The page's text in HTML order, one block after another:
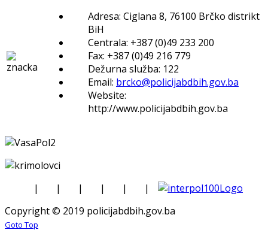
Adresa: Ciglana 8, 76100 Brčko distrikt
BiH
Centrala: +387 (0)49 233 200
Fax: +387 (0)49 216 779
Dežurna služba: 122
Email: brcko@policijabdbih.gov.ba
Website:
http://www.policijabdbih.gov.ba
| | | | |
|
Copyright © 2019 policijabdbih.gov.ba
Goto Top